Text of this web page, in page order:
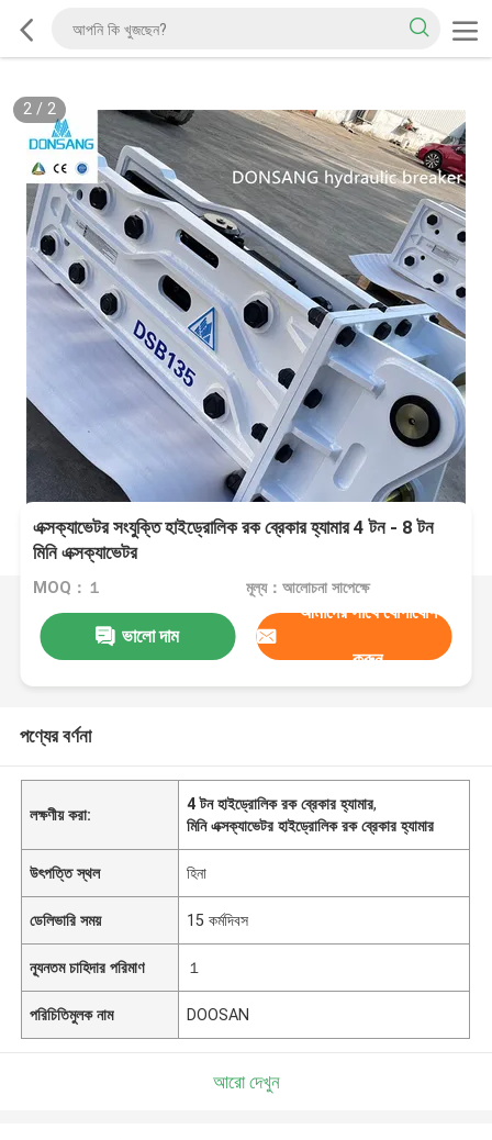
2/ 2
এক্সক্যাভেটর সংযুক্তি হাইড্রোলিক রক ব্রেকার হ্যামার 4 টন - 8 টন
মিনি এক্সক্যাভেটর
MOQ：１ মূল্য：আলোচনা সাপেক্ষে
ভালো দাম
আমাদের সাথে যোগাযোগ
করুন
পণ্যের বর্ণনা
লক্ষণীয় করা:
4 টন হাইড্রোলিক রক ব্রেকার হ্যামার,
মিনি এক্সক্যাভেটর হাইড্রোলিক রক ব্রেকার হ্যামার
উৎপত্তি স্থল হিনা
ডেলিভারি সময় 15 কর্মদিবস
ন্যূনতম চাহিদার পরিমাণ １
পরিচিতিমুলক নাম DOOSAN
আরো দেখুন